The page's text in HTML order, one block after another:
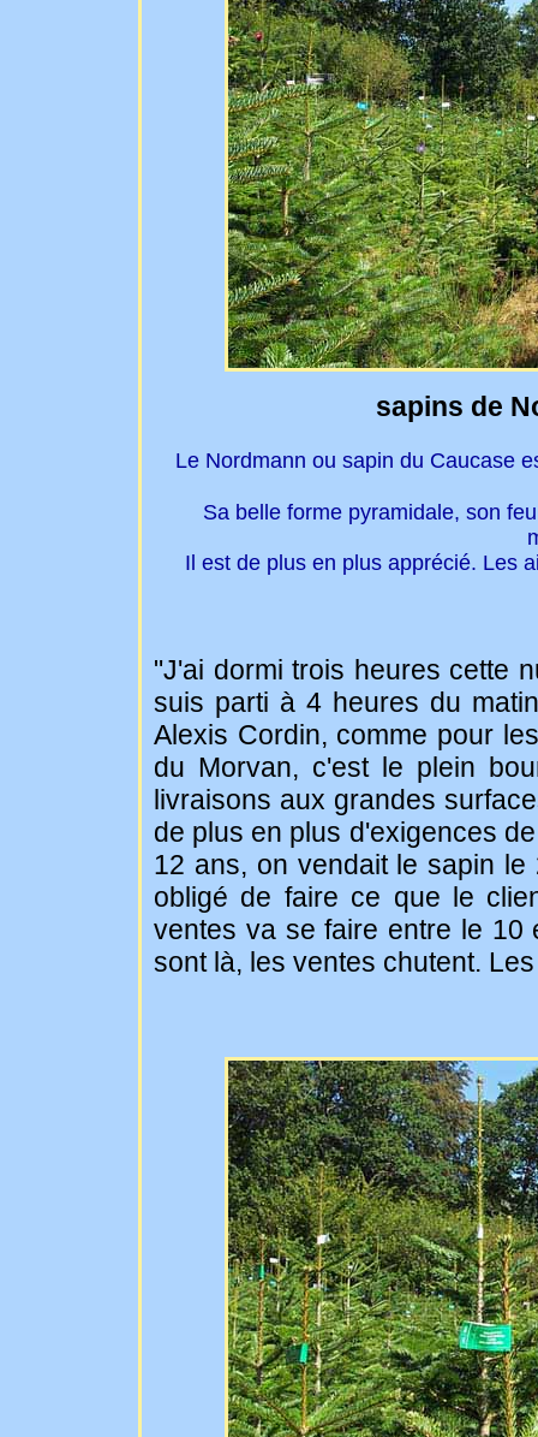
sapins de
Le Nordmann ou sapin du Caucase
Sa belle forme pyramidale, son
Il est de plus en plus apprécié. Les
"J'ai dormi trois heures cette
suis parti à 4 heures du
Alexis Cordin, comme pour
du Morvan, c'est le plein
livraisons aux grandes
de plus en plus d'exigences
12 ans, on vendait le sapin
obligé de faire ce que le
ventes va se faire entre le 10
sont là, les ventes chutent.